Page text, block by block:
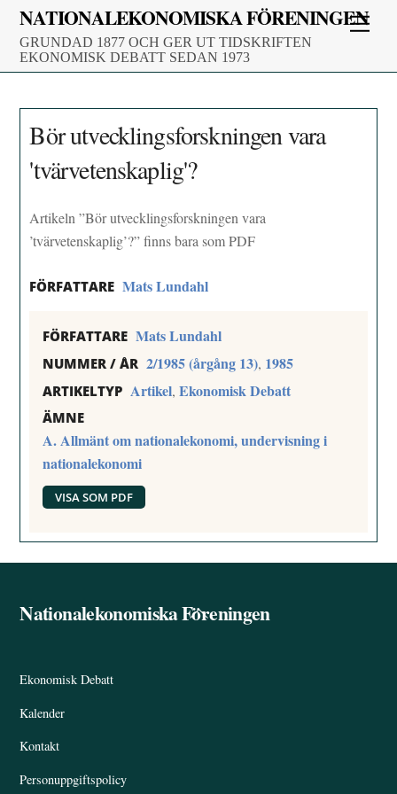
Skip
content
NATIONALEKONOMISKA FÖRENINGEN
GRUNDAD 1877 OCH GER UT TIDSKRIFTEN
EKONOMISK DEBATT SEDAN 1973
Bör utvecklingsforskningen vara
'tvärvetenskaplig'?
Artikeln ”Bör utvecklingsforskningen vara
’tvärvetenskaplig’?” finns bara som PDF
FÖRFATTARE Mats Lundahl
FÖRFATTARE Mats Lundahl
NUMMER / ÅR 2/1985 (årgång 13), 1985
ARTIKELTYP Artikel,Ekonomisk Debatt
ÄMNE
A. Allmänt om nationalekonomi, undervisning i
nationalekonomi
VISA SOM PDF
Back
Nationalekonomiska Föreningen
Ekonomisk Debatt
Kalender
Kontakt
Personuppgiftspolicy